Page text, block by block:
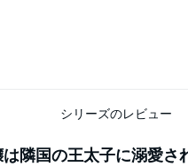
シリーズのレビュー
は隣国の王太子に溺愛さ